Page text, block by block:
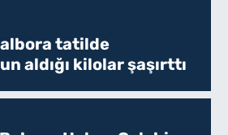
tatilde
aldığı kilolar şaşırttı